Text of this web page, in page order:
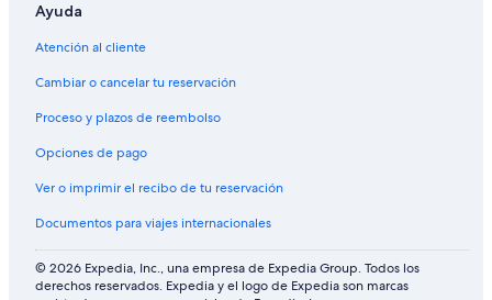
Ayuda
Atención al cliente
Cambiar o cancelar tu reservación
Proceso y plazos de reembolso
Opciones de pago
Ver o imprimir el recibo de tu reservación
Documentos para viajes internacionales
© 2026 Expedia, Inc., una empresa de Expedia Group. Todos los
derechos reservados. Expedia y el logo de Expedia son marcas